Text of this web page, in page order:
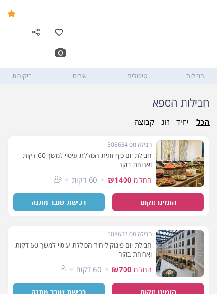
חבילות טיפולים אודות ביקורות
חבילות הספא
הכל יחיד זוג קבוצה
חבילה מס 508634
חבילת יום כיף זוגית הכוללת עיסוי למשך 60 דקות
וארוחת בוקר
החל מ ₪1400 60 דקות
הזמינו מקום רכישת שובר מתנה
חבילה מס 508633
חבילת יום פינוק ליחיד הכוללת עיסוי למשך 60 דקות
וארוחת בוקר
החל מ ₪700 60 דקות
הזמינו מקום רכישת שובר מתנה